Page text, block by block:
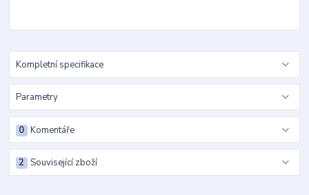
Kompletní specifikace
Parametry
Komentáře
0
Související zboží
2